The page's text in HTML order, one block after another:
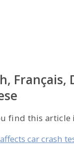
Français,
find this
car crash